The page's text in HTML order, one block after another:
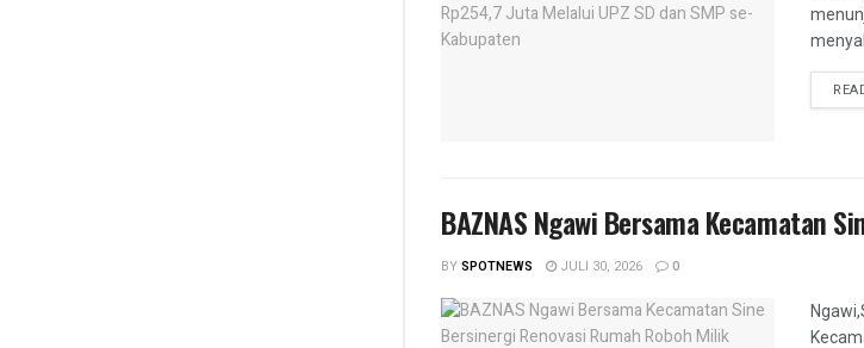
BAZNAS Ngawi Bersama Kecamatan
BYSPOTNEWS JULI 30, 2026 0